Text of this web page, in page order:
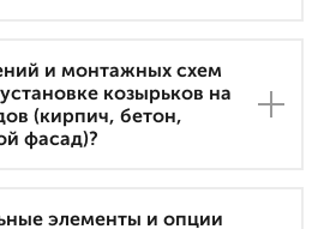
и монтажных схем
козырьков на
(кирпич, бетон,
фасад)?
элементы и опции